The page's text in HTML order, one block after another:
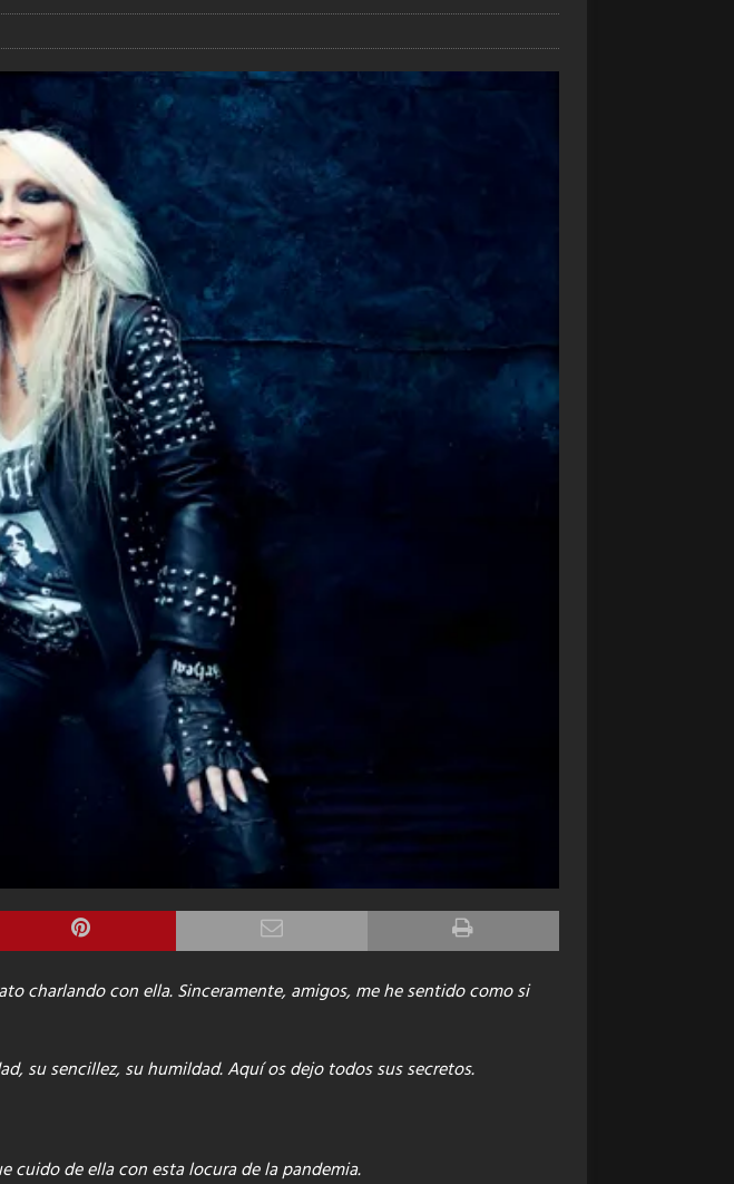
charlando con ella. Sinceramente, amigos, me he sentido como si
su sencillez, su humildad. Aquí os dejo todos sus secretos.
cuido de ella con esta locura de la pandemia.